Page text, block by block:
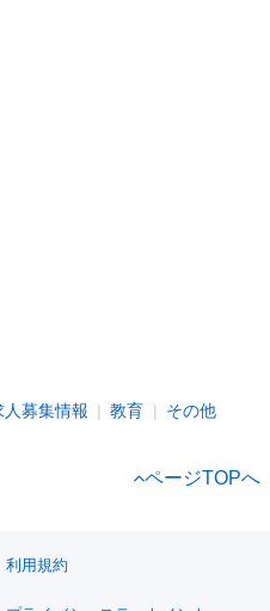
募集情報 教育 その他
ページTOPへ
利用規約